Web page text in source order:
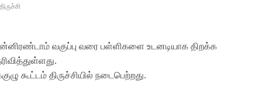
திருச்சி
வகுப்பு வரை பள்ளிகளை உடனடியாக திறக்க
கூட்டம் திருச்சியில் நடைபெற்றது.